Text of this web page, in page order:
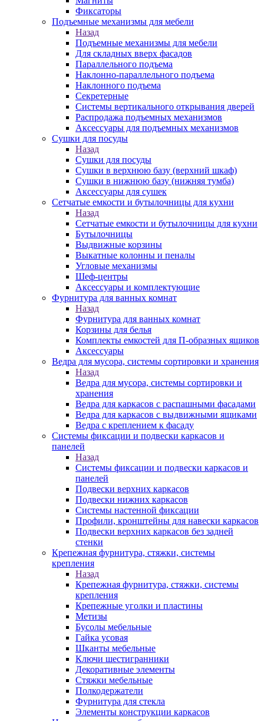
Фиксаторы
Подъемные механизмы для мебели
Назад
Подъемные механизмы для мебели
Для складных вверх фасадов
Параллельного подъема
Наклонно-параллельного подъема
Наклонного подъема
Секретерные
Системы вертикального открывания дверей
Распродажа подъемных механизмов
Аксессуары для подъемных механизмов
Сушки для посуды
Назад
Сушки для посуды
Сушки в верхнюю базу (верхний шкаф)
Сушки в нижнюю базу (нижняя тумба)
Аксессуары для сушек
Сетчатые емкости и бутылочницы для кухни
Назад
Сетчатые емкости и бутылочницы для кухни
Бутылочницы
Выдвижные корзины
Выкатные колонны и пеналы
Угловые механизмы
Шеф-центры
Аксессуары и комплектующие
Фурнитура для ванных комнат
Назад
Фурнитура для ванных комнат
Корзины для белья
Комплекты емкостей для П-образных ящиков
Аксессуары
Ведра для мусора, системы сортировки и хранения
Назад
Ведра для мусора, системы сортировки и
хранения
Ведра для каркасов с распашными фасадами
Ведра для каркасов с выдвижными ящиками
Ведра с креплением к фасаду
Системы фиксации и подвески каркасов и
панелей
Назад
Системы фиксации и подвески каркасов и
панелей
Подвески верхних каркасов
Подвески нижних каркасов
Системы настенной фиксации
Профили, кронштейны для навески каркасов
Подвески верхних каркасов без задней
стенки
Крепежная фурнитура, стяжки, системы
крепления
Назад
Крепежная фурнитура, стяжки, системы
крепления
Крепежные уголки и пластины
Метизы
Бусолы мебельные
Гайка усовая
Шканты мебельные
Ключи шестигранники
Декоративные элементы
Стяжки мебельные
Полкодержатели
Фурнитура для стекла
Элементы конструкции каркасов